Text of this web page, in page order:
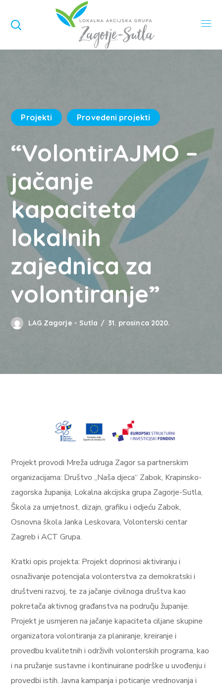
Projekti Provedeni projekti
“VolontirAJMO –
jačanje
kapaciteta
lokalnih
zajednica za
volontiranje”
LAG Zagorje - Sutla 31. prosinca 2020.
Projekt provodi Mreža udruga Zagor sa partnerskim
organizacijama: Društvo „Naša djeca“ Zabok, Krapinsko-
zagorska županija, Lokalna akcijska grupa Zagorje-Sutla,
Škola za umjetnost, dizajn, grafiku i odjeću Zabok,
Osnovna škola Janka Leskovara, Volonterski centar
Zagreb i ACT Grupa.
Kratki opis projekta: Projekt doprinosi aktiviranju i
osnaživanje potencijala volonterstva za demokratski i
društveni razvoj, te za jačanje civilnoga društva kao
pokretača aktivnog građanstva na području županije.
Projekt je usmjeren na jačanje kapaciteta ciljane skupine
organizatora volontiranja za planiranje, kreiranje i
provedbu kvalitetnih i održivih volonterskih programa, kao
i na pružanje sustavne i kontinuirane podrške u uvođenju i
provedbi istih. Javna kampanja i poticanje vrednovanja i